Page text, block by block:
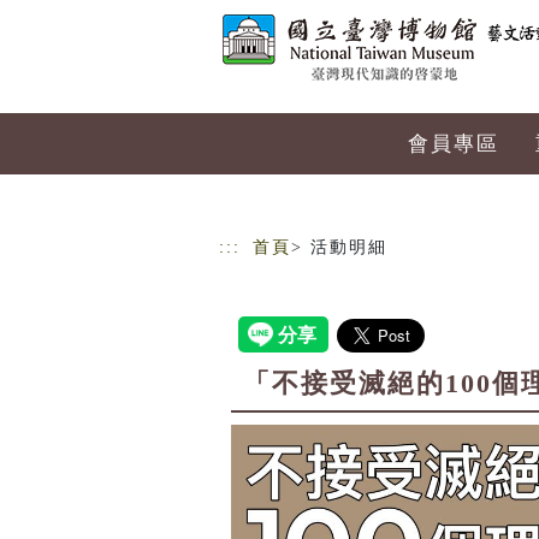
會員專區
::: 首頁 > 活動明細
「不接受滅絕的100個